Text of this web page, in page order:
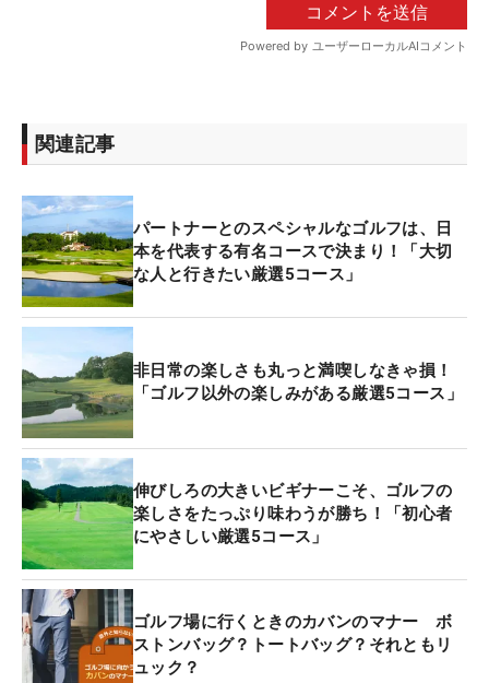
関連記事
パートナーとのスペシャルなゴルフは、日
本を代表する有名コースで決まり！「大切
な人と行きたい厳選5コース」
非日常の楽しさも丸っと満喫しなきゃ損！
「ゴルフ以外の楽しみがある厳選5コース」
伸びしろの大きいビギナーこそ、ゴルフの
楽しさをたっぷり味わうが勝ち！「初心者
にやさしい厳選5コース」
ゴルフ場に行くときのカバンのマナー ボ
ストンバッグ？トートバッグ？それともリ
ュック？